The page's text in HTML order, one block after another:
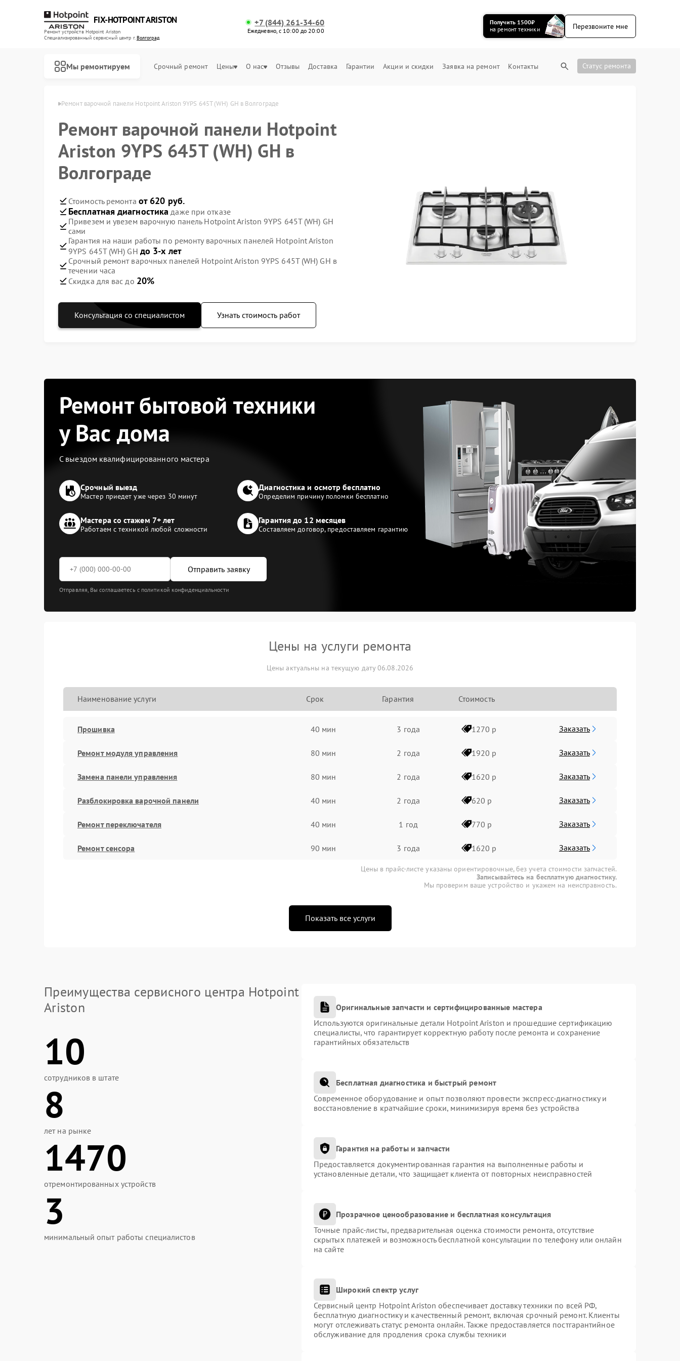
FIX-HOTPOINT ARISTON
Ремонт устройств Hotpoint Ariston
Специализированный cервисный центр г.Волгоград
+7 (844) 261-34-60
Ежедневно, с 10:00 до 20:00
Получить 1500₽
на ремонт техники
Перезвоните мне
Мы ремонтируем Срочный ремонт Цены О нас Отзывы Доставка Гарантии Акции и скидки Заявка на ремонт Контакты Статус ремонта
в Волгограде Ремонт варочной панели Hotpoint Ariston 9YPS 645T (WH) GH в Волгограде
Ремонт варочной панели Hotpoint
Ariston 9YPS 645T (WH) GH в
Волгограде
Стоимость ремонта от 620 руб.
Бесплатная диагностика даже при отказе
Привезем и увезем варочную панель Hotpoint Ariston 9YPS 645T (WH) GH
сами
Гарантия на наши работы по ремонту варочных панелей Hotpoint Ariston
9YPS 645T (WH) GH до 3-х лет
Срочный ремонт варочных панелей Hotpoint Ariston 9YPS 645T (WH) GH в
течении часа
Скидка для вас до 20%
Консультация со специалистом Узнать стоимость работ
Ремонт бытовой техники
у Вас дома
С выездом квалифицированного мастера
Срочный выезд
Мастер приедет уже через 30 минут
Диагностика и осмотр бесплатно
Определим причину поломки бесплатно
Мастера со стажем 7+ лет
Работаем с техникой любой сложности
Гарантия до 12 месяцев
Составляем договор, предоставляем гарантию
Отправить заявку
Отправляя, Вы соглашаетесь с политикой конфиденциальности
Цены на услуги ремонта
Цены актуальны на текущую дату 06.08.2026
Наименование услуги Срок Гарантия Стоимость
Прошивка 40 мин 3 года 1270 р Заказать
Ремонт модуля управления 80 мин 2 года 1920 р Заказать
Замена панели управления 80 мин 2 года 1620 р Заказать
Разблокировка варочной панели 40 мин 2 года 620 р Заказать
Ремонт переключателя 40 мин 1 год 770 р Заказать
Ремонт сенсора 90 мин 3 года 1620 р Заказать
Цены в прайс-листе указаны ориентировочные, без учета стоимости запчастей.
Записывайтесь на бесплатную диагностику.
Мы проверим ваше устройство и укажем на неисправность.
Показать все услуги
Преимущества сервисного центра Hotpoint
Ariston
10
сотрудников в штате
8
лет на рынке
1470
отремонтированных устройств
3
минимальный опыт работы специалистов
Оригинальные запчасти и сертифицированные мастера
Используются оригинальные детали Hotpoint Ariston и прошедшие сертификацию
специалисты, что гарантирует корректную работу после ремонта и сохранение
гарантийных обязательств
Бесплатная диагностика и быстрый ремонт
Современное оборудование и опыт позволяют провести экспресс-диагностику и
восстановление в кратчайшие сроки, минимизируя время без устройства
Гарантия на работы и запчасти
Предоставляется документированная гарантия на выполненные работы и
установленные детали, что защищает клиента от повторных неисправностей
Прозрачное ценообразование и бесплатная консультация
Точные прайс-листы, предварительная оценка стоимости ремонта, отсутствие
скрытых платежей и возможность бесплатной консультации по телефону или онлайн
на сайте
Широкий спектр услуг
Сервисный центр Hotpoint Ariston обеспечивает доставку техники по всей РФ,
бесплатную диагностику и качественный ремонт, включая срочный ремонт. Клиенты
могут отслеживать статус ремонта онлайн. Также предоставляется постгарантийное
обслуживание для продления срока службы техники